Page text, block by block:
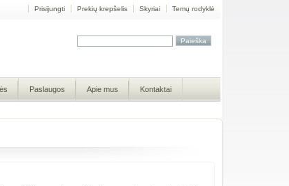
Temų rodyklė
Skyriai
Prekių krepšelis
Prisijungti
Paslaugos Apie mus Kontaktai